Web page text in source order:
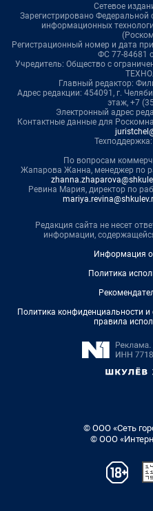
Сетевое
Зарегистрировано Федеральной
информационных
Регистрационный номер и дата
ФС 77-84681
Учредитель: Общество с
Главный редактор:
Адрес редакции: 454091, г.
этаж, +7
Электронный адрес
Контактные данные для
Техподдержка:
По вопросам
Жапарова Жанна, менеджер по
Ревина Мария, директор по
Редакция сайта не несет
информации,
Информация
Политика
Политика конфиденциальности
правила
© ООО «Сеть
© ООО